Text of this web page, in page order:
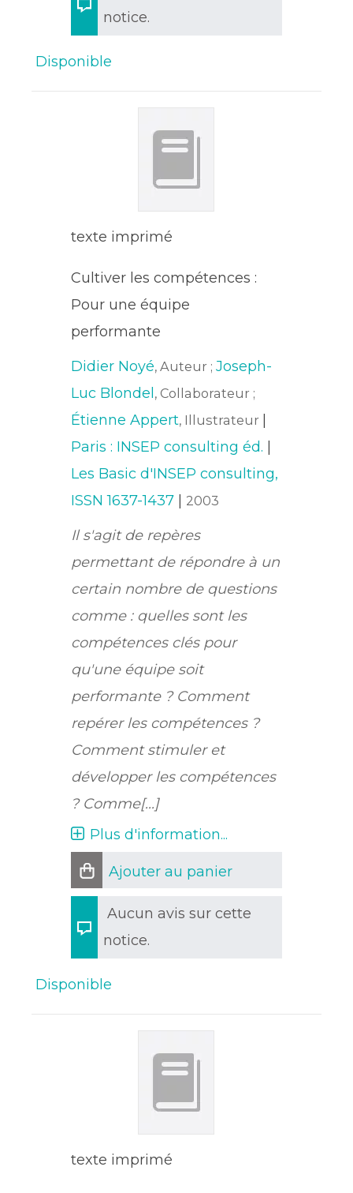
notice.
Disponible
texte imprimé
Cultiver les compétences :
Pour une équipe
performante
Didier Noyé, Auteur ;Joseph-
Luc Blondel , Collaborateur ;
Étienne Appert, Illustrateur
Paris : INSEP consulting éd.
Les Basic d'INSEP consulting,
ISSN 1637-1437
2003
Il s'agit de repères
permettant de répondre à un
certain nombre de questions
comme : quelles sont les
compétences clés pour
qu'une équipe soit
performante ? Comment
repérer les compétences ?
Comment stimuler et
développer les compétences
? Comme[...]
Plus d'information...
Ajouter au panier
Aucun avis sur cette
notice.
Disponible
texte imprimé